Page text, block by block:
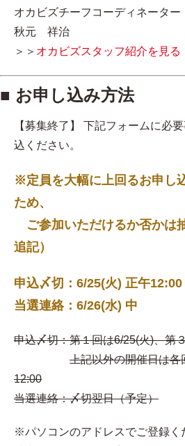
オカビズチーフコーディネーター
秋元 祥治
＞＞ オカビズスタッフ紹介を見る
■ お申し込み方法
【募集終了】 下記フォームに必
込ください。
※定員を大幅に上回るお申し
ため、
ご参加いただけるか否かは
追記）
申込〆切：6/25(火) 正午12:00
当選連絡：6/26(水) 中
申込〆切：第１回は6/25(火)、第
上記以外の開催日は
12:00
当選連絡：〆切翌日（予定）
※パソコンのアドレスでご登録く